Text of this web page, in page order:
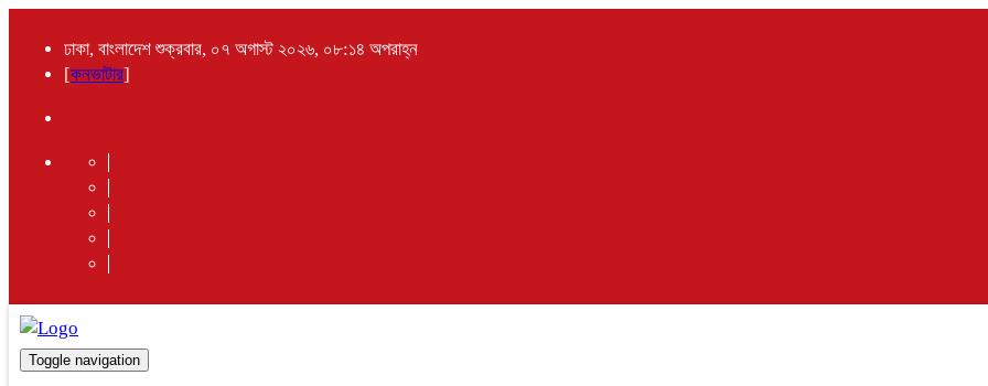
ঢাকা, বাংলাদেশ শুক্রবার, ০৭ অগাস্ট ২০২৬, ০৮:১৪ অপরাহ্ন
[কনভাটার]
Toggle navigation